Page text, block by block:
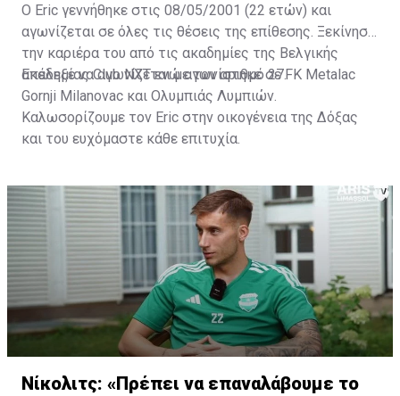
Ο Eric γεννήθηκε στις 08/05/2001 (22 ετών) και
αγωνίζεται σε όλες τις θέσεις της επίθεσης. Ξεκίνησε
την καριέρα του από τις ακαδημίες της Βελγικής
ακαδημίας Club NXT ενώ αγωνίστηκε σε FK Metalac
Gornji Milanovac και Ολυμπιάς Λυμπιών.
Επέλεξε να αγωνίζεται με τον αριθμό 27.
Καλωσορίζουμε τον Eric στην οικογένεια της Δόξας
και του ευχόμαστε κάθε επιτυχία.
Νίκολιτς: «Πρέπει να επαναλάβουμε το